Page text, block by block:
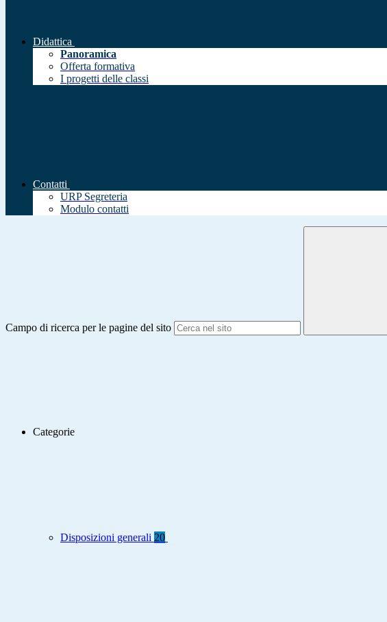
Didattica
Panoramica
Offerta formativa
I progetti delle classi
Contatti
URP Segreteria
Modulo contatti
Campo di ricerca per le pagine del sito
Categorie
Disposizioni generali 20